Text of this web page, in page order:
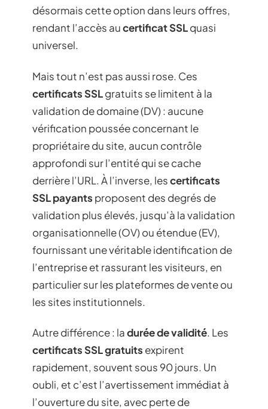
désormais cette option dans leurs offres,
rendant l’accès aucertificat SSLquasi
universel.
Mais tout n’est pas aussi rose. Ces
certificats SSLgratuits se limitent à la
validation de domaine (DV) : aucune
vérification poussée concernant le
propriétaire du site, aucun contrôle
approfondi sur l’entité qui se cache
derrière l’URL. À l’inverse, lescertificats
SSL payants proposent des degrés de
validation plus élevés, jusqu’à la validation
organisationnelle (OV) ou étendue (EV),
fournissant une véritable identification de
l’entreprise et rassurant les visiteurs, en
particulier sur les plateformes de vente ou
les sites institutionnels.
Autre différence : ladurée de validité. Les
certificats SSL gratuits expirent
rapidement, souvent sous 90 jours. Un
oubli, et c’est l’avertissement immédiat à
l’ouverture du site, avec perte de